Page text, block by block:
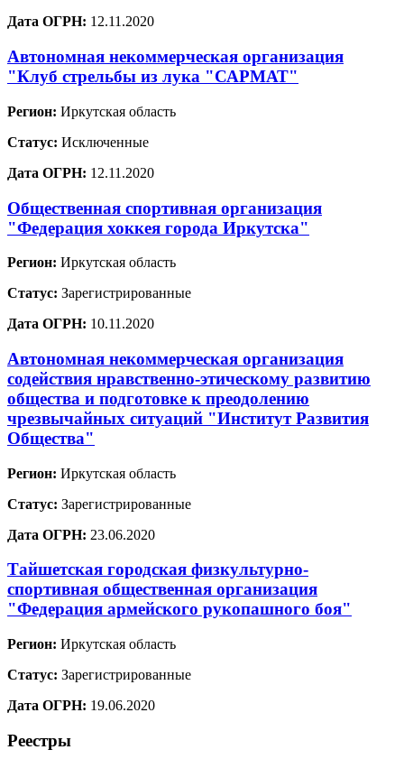
Дата ОГРН: 12.11.2020
Автономная некоммерческая организация
"Клуб стрельбы из лука "САРМАТ"
Регион: Иркутская область
Статус: Исключенные
Дата ОГРН: 12.11.2020
Общественная спортивная организация
"Федерация хоккея города Иркутска"
Регион: Иркутская область
Статус: Зарегистрированные
Дата ОГРН: 10.11.2020
Автономная некоммерческая организация
содействия нравственно-этическому развитию
общества и подготовке к преодолению
чрезвычайных ситуаций "Институт Развития
Общества"
Регион: Иркутская область
Статус: Зарегистрированные
Дата ОГРН: 23.06.2020
Тайшетская городская физкультурно-
спортивная общественная организация
"Федерация армейского рукопашного боя"
Регион: Иркутская область
Статус: Зарегистрированные
Дата ОГРН: 19.06.2020
Реестры